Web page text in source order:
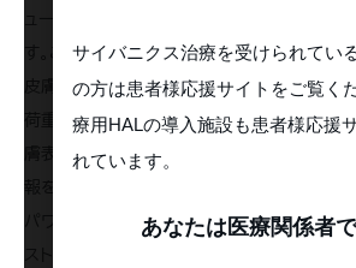
サイバニクス治療を受けられてい
の方は患者様応援サイトをご覧く
療用HALの導入施設も患者様応援
れています。
あなたは医療関係者
す。このとき、微弱な生体電位信号 (BES:
皮膚表面に現れます。本品は、機器に内蔵さ
荷重センサ、体幹絶対角度センサから得られ
膚表面に貼り付けられた電極を通して得られ
パワーユニットを駆動させることで、装着者
ストします。